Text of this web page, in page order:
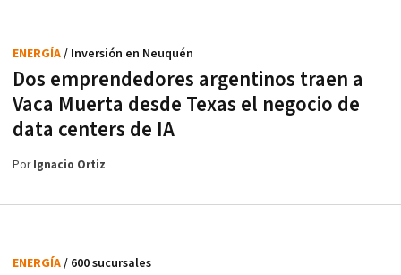
Dos emprendedores argentinos traen a
Vaca Muerta desde Texas el negocio de
data centers de IA
ENERGÍA/ Inversión en Neuquén
PorIgnacio Ortiz
ENERGÍA/ 600 sucursales